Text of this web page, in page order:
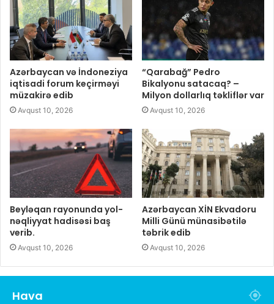
Azərbaycan və İndoneziya
iqtisadi forum keçirməyi
müzakirə edib
Avqust 10, 2026
“Qarabağ” Pedro
Bikalyonu satacaq? –
Milyon dollarlıq təkliflər var
Avqust 10, 2026
Beyləqan rayonunda yol-
nəqliyyat hadisəsi baş
verib.
Avqust 10, 2026
Azərbaycan XİN Ekvadoru
Milli Günü münasibətilə
təbrik edib
Avqust 10, 2026
Hava